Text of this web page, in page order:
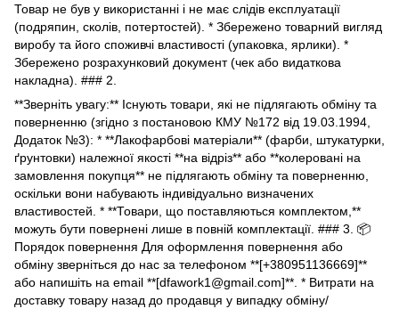
Товар не був у використанні і не має слідів експлуатації
(подряпин, сколів, потертостей). * Збережено товарний вигляд
виробу та його споживчі властивості (упаковка, ярлики). *
Збережено розрахунковий документ (чек або видаткова
накладна). ### 2.
**Зверніть увагу:** Існують товари, які не підлягають обміну та
поверненню (згідно з постановою КМУ №172 від 19.03.1994,
Додаток №3): * **Лакофарбові матеріали** (фарби, штукатурки,
ґрунтовки) належної якості **на відріз** або **колеровані на
замовлення покупця** не підлягають обміну та поверненню,
оскільки вони набувають індивідуально визначених
властивостей. * **Товари, що поставляються комплектом,**
можуть бути повернені лише в повній комплектації. ### 3. 📦
Порядок повернення Для оформлення повернення або
обміну зверніться до нас за телефоном **[+380951136669]**
або напишіть на email **[dfawork1@gmail.com]**. * Витрати на
доставку товару назад до продавця у випадку обміну/